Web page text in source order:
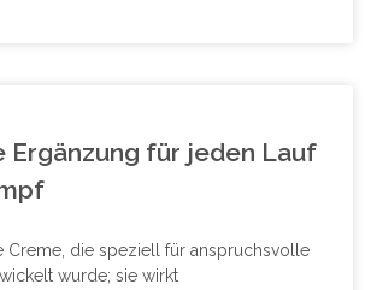
Ergänzung für jeden Lauf
Creme, die speziell für anspruchsvolle
wurde; sie wirkt